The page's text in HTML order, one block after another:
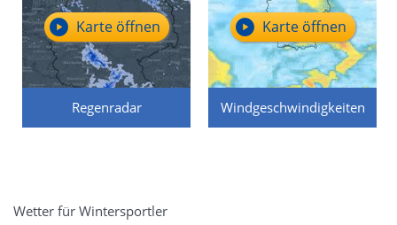
Regenradar
Karte öffnen
Windgeschwindigkeiten
Karte öffnen
Wetter für Wintersportler